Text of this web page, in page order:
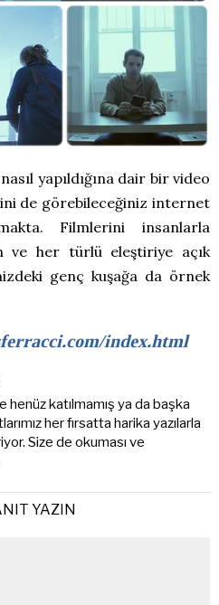
yapıldığına dair bir video
de görebileceğiniz internet
Filmlerini insanlarla
ve her türlü eleştiriye açık
genç kuşağa da örnek
index.html
henüz katılmamış ya da başka
her fırsatta harika yazılarla
Size de okuması ve
YAZIN